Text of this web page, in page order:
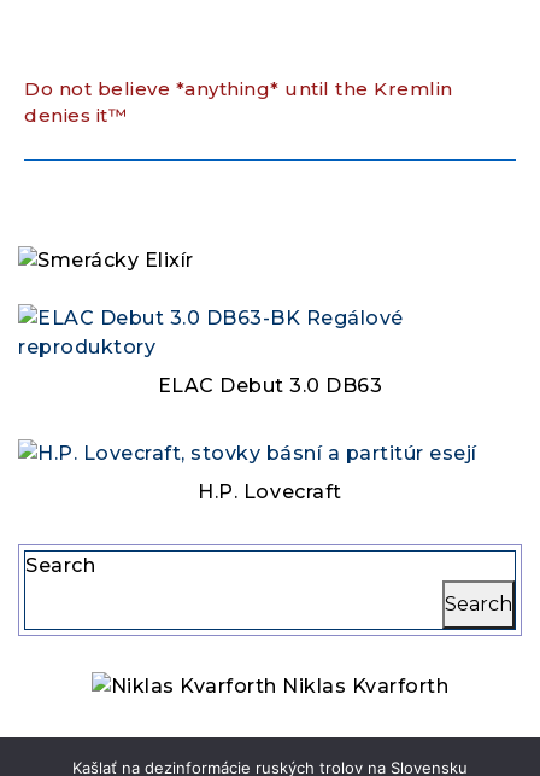
Do not believe *anything* until the Kremlin
denies it™
ELAC Debut 3.0 DB63
H.P. Lovecraft
Search
Search
Niklas Kvarforth
Kašlať na dezinformácie ruských trolov na Slovensku